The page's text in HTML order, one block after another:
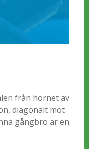
från hörnet av
diagonalt mot
gångbro är en